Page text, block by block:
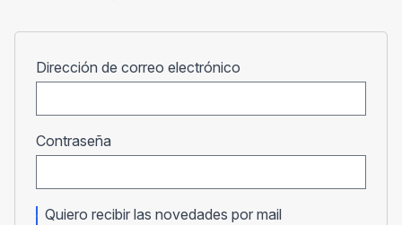
Dirección de correo electrónico
Contraseña
Quiero recibir las novedades por mail